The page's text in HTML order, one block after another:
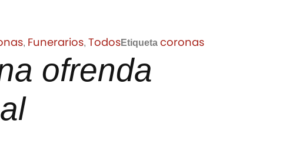
, Funerarios, TodosEtiqueta coronas
ofrenda